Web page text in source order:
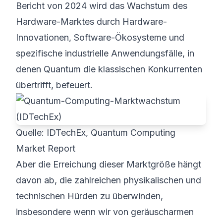
Bericht von 2024 wird das Wachstum des
Hardware-Marktes durch Hardware-
Innovationen, Software-Ökosysteme und
spezifische industrielle Anwendungsfälle, in
denen Quantum die klassischen Konkurrenten
übertrifft, befeuert.
Quelle: IDTechEx, Quantum Computing
Market Report
Aber die Erreichung dieser Marktgröße hängt
davon ab, die zahlreichen physikalischen und
technischen Hürden zu überwinden,
insbesondere wenn wir von geräuscharmen